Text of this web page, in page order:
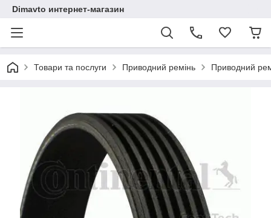
Dimavto интернет-магазин
Товари та послуги Приводний ремінь Приводний